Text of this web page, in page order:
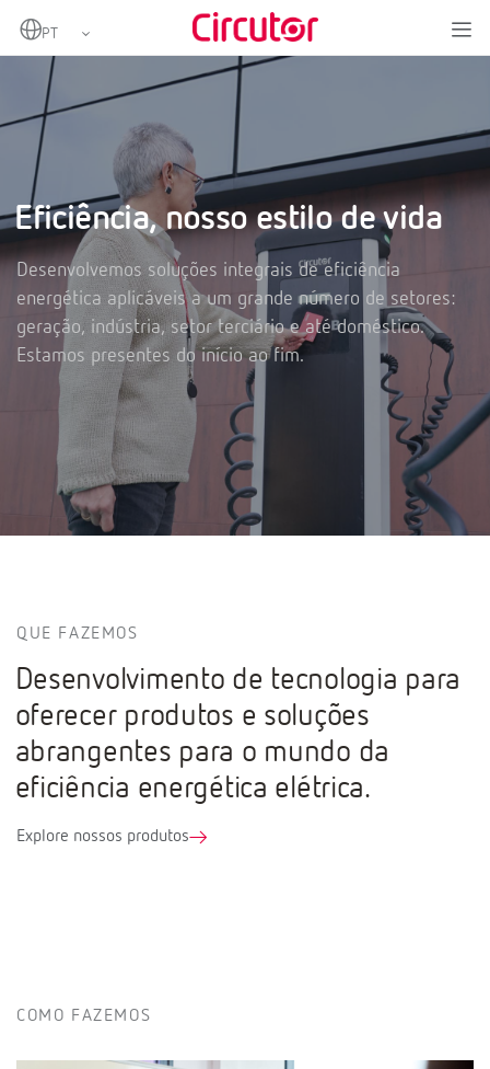
Home
Eficiência, nosso estilo de vida
Desenvolvemos soluções integrais de eficiência
energética aplicáveis ​​a um grande número de setores:
geração, indústria, setor terciário e até doméstico.
Estamos presentes do início ao fim.
QUE FAZEMOS
Desenvolvimento de tecnologia para
oferecer produtos e soluções
abrangentes para o mundo da
eficiência energética elétrica.
Explore nossos produtos
COMO FAZEMOS